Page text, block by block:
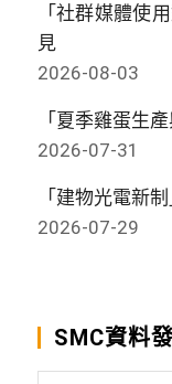
「社群媒體使
見
2026-08-03
「夏季雞蛋生
2026-07-31
「建物光電新
2026-07-29
SMC資料